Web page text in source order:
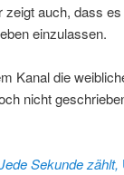
zeigt auch, dass
einzulassen.
Kanal die
nicht
Sekunde zählt,